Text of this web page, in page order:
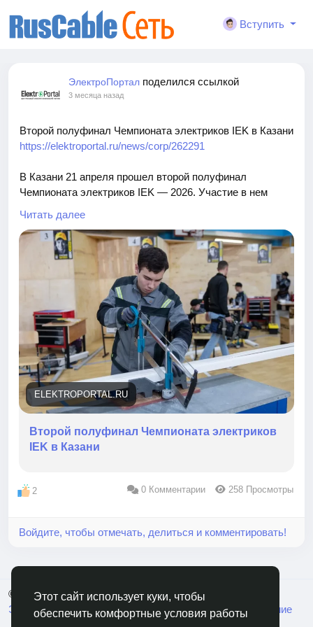
Этот сайт использует куки, чтобы
обеспечить комфортные условия работы
Вступить
ЭлектроПортал поделился ссылкой
3 месяца назад
Второй полуфинал Чемпионата электриков IEK в Казани
https://elektroportal.ru/news/corp/262291
В Казани 21 апреля прошел второй полуфинал
Чемпионата электриков IEK — 2026. Участие в нем
результаты в отборочном онлайн-туре. Победителями
стали Ярослав Ермошин, Рузаль Зиннатуллин и Данил
Хисамутдинов.
Мероприятие прошло в Казанском энергетическом
колледже ― IEK GROUP давно сотрудничает с этим
учебным заведением. Организаторами полуфинала
стали IEK GROUP и АНО «Агентство развития
профессионального мастерства».
Читать далее
ELEKTROPORTAL.RU
Второй полуфинал Чемпионата электриков
IEK в Казани
2 0 Комментарии 258 Просмотры
Войдите, чтобы отмечать, делиться и комментировать!
© 2026 RusCable.Сеть
Русский
Экосистема Переменка Пользовательское Соглашение